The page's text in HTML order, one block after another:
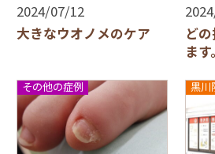
2024/07/12
大きなウオノメのケア
ど
ます。
その他の症例 黒川